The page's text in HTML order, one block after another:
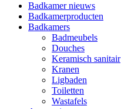
Badkamer nieuws
Badkamerproducten
Badkamers
Badmeubels
Douches
Keramisch sanitair
Kranen
Ligbaden
Toiletten
Wastafels